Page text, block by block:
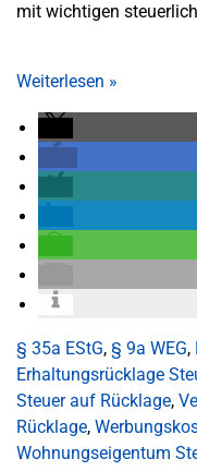
mit wichtigen
Weiterlesen »
§ 35a EStG, § 9a WEG,
Erhaltungsrücklage
Steuer auf Rücklage,
Rücklage,
Wohnungseigentum